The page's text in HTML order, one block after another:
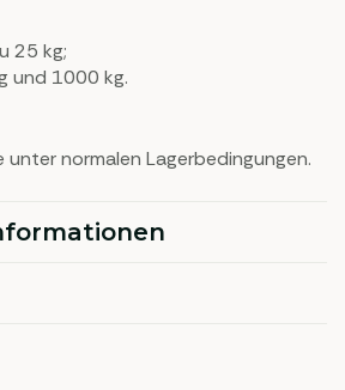
25 kg;
und 1000 kg.
unter normalen Lagerbedingungen.